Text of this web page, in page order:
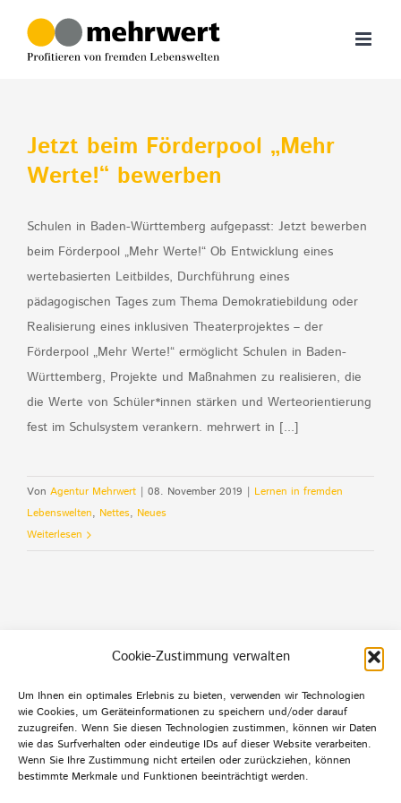
Cookie-Zustimmung verwalten
Um Ihnen ein optimales Erlebnis zu bieten, verwenden wir Technologien
wie Cookies, um Geräteinformationen zu speichern und/oder darauf
zuzugreifen. Wenn Sie diesen Technologien zustimmen, können wir Daten
wie das Surfverhalten oder eindeutige IDs auf dieser Website verarbeiten.
Wenn Sie Ihre Zustimmung nicht erteilen oder zurückziehen, können
bestimmte Merkmale und Funktionen beeinträchtigt werden.
Inhalt
springen
Jetzt beim Förderpool „Mehr
Werte!“ bewerben
Schulen in Baden-Württemberg aufgepasst: Jetzt bewerben
beim Förderpool „Mehr Werte!“ Ob Entwicklung eines
wertebasierten Leitbildes, Durchführung eines
pädagogischen Tages zum Thema Demokratiebildung oder
Realisierung eines inklusiven Theaterprojektes – der
Förderpool „Mehr Werte!“ ermöglicht Schulen in Baden-
Württemberg, Projekte und Maßnahmen zu realisieren, die
die Werte von Schüler*innen stärken und Werteorientierung
fest im Schulsystem verankern. mehrwert in [...]
Von Agentur Mehrwert | 08. November 2019 | Lernen in fremden
Lebenswelten, Nettes, Neues
Weiterlesen
Default Footer Text